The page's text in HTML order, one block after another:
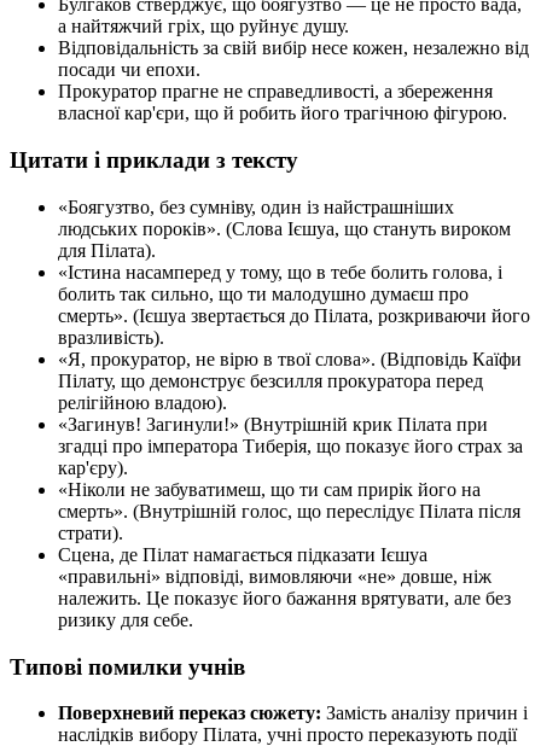
Булгаков стверджує, що боягузтво — це не просто вада,
а найтяжчий гріх, що руйнує душу.
Відповідальність за свій вибір несе кожен, незалежно від
посади чи епохи.
Прокуратор прагне не справедливості, а збереження
власної кар'єри, що й робить його трагічною фігурою.
Цитати і приклади з тексту
«Боягузтво, без сумніву, один із найстрашніших
людських пороків». (Слова Ієшуа, що стануть вироком
для Пілата).
«Істина насамперед у тому, що в тебе болить голова, і
болить так сильно, що ти малодушно думаєш про
смерть». (Ієшуа звертається до Пілата, розкриваючи його
вразливість).
«Я, прокуратор, не вірю в твої слова». (Відповідь Каїфи
Пілату, що демонструє безсилля прокуратора перед
релігійною владою).
«Загинув! Загинули!» (Внутрішній крик Пілата при
згадці про імператора Тиберія, що показує його страх за
кар'єру).
«Ніколи не забуватимеш, що ти сам прирік його на
смерть». (Внутрішній голос, що переслідує Пілата після
страти).
Сцена, де Пілат намагається підказати Ієшуа
«правильні» відповіді, вимовляючи «не» довше, ніж
належить. Це показує його бажання врятувати, але без
ризику для себе.
Типові помилки учнів
Поверхневий переказ сюжету: Замість аналізу причин і
наслідків вибору Пілата, учні просто переказують події